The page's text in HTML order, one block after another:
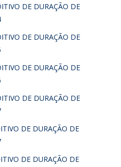
DE DURAÇÃO DE
DE DURAÇÃO DE
DE DURAÇÃO DE
DE DURAÇÃO DE
DE DURAÇÃO DE
DE DURAÇÃO DE